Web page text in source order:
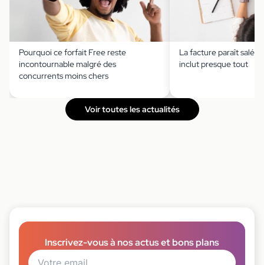
Pourquoi ce forfait Free reste
incontournable malgré des
concurrents moins chers
La facture paraît
inclut presque tout
Voir toutes les actualités
Inscrivez-vous à nos actus et bons plans